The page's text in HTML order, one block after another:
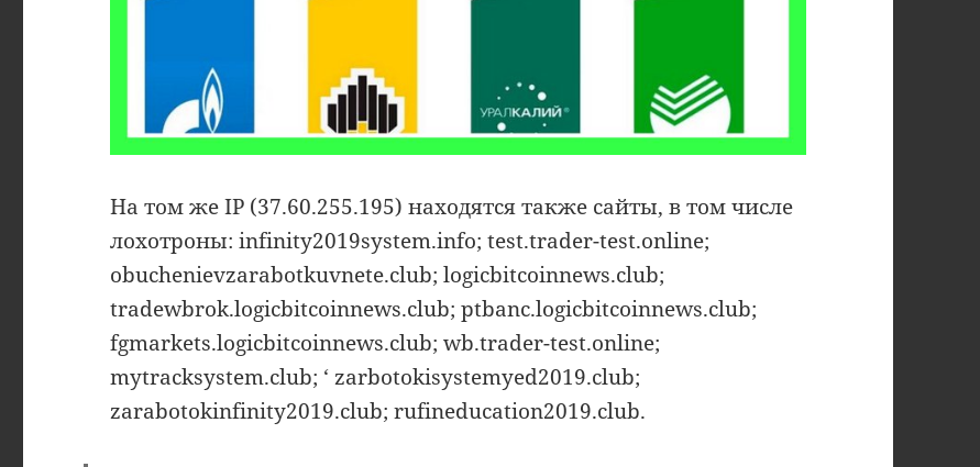
На том же IP (37.60.255.195) находятся также сайты, в том числе
лохотроны: infinity2019system.info; test.trader-test.online;
obuchenievzarabotkuvnete.club; logicbitcoinnews.club;
tradewbrok.logicbitcoinnews.club; ptbanc.logicbitcoinnews.club;
fgmarkets.logicbitcoinnews.club; wb.trader-test.online;
mytracksystem.club; ‘ zarbotokisystemyed2019.club;
zarabotokinfinity2019.club; rufineducation2019.club.